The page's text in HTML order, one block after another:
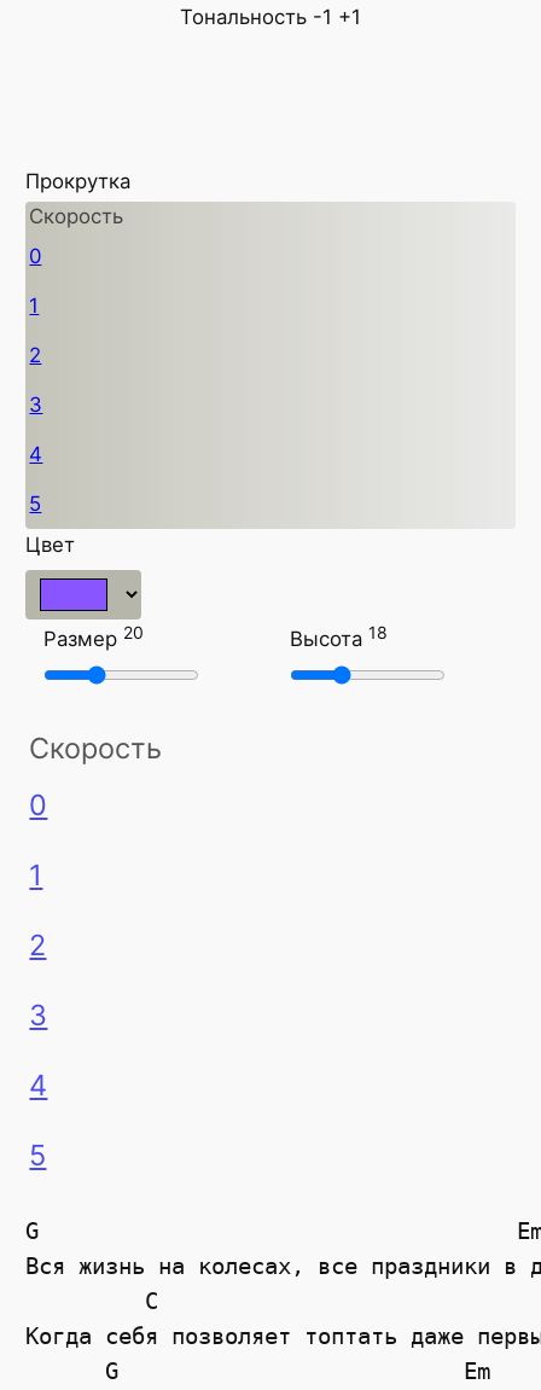
Тональность -1 +1
Прокрутка
Скорость
0
1
2
3
4
5
Цвет
Размер 20 Высота18
Скорость
0
1
2
3
4
5
G
Вся жизнь на колесах, все праздники в
C
Когда себя позволяет топтать даже
      G                          Em